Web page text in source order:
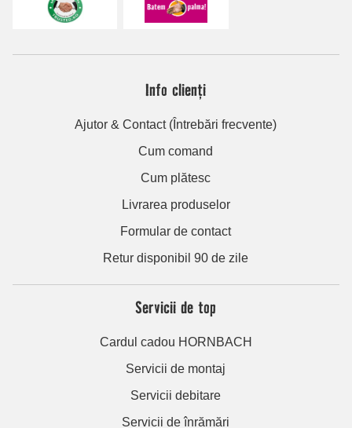
Info clienți
Ajutor & Contact (Întrebări frecvente)
Cum comand
Cum plătesc
Livrarea produselor
Formular de contact
Retur disponibil 90 de zile
Servicii de top
Cardul cadou HORNBACH
Servicii de montaj
Servicii debitare
Servicii de înrămări